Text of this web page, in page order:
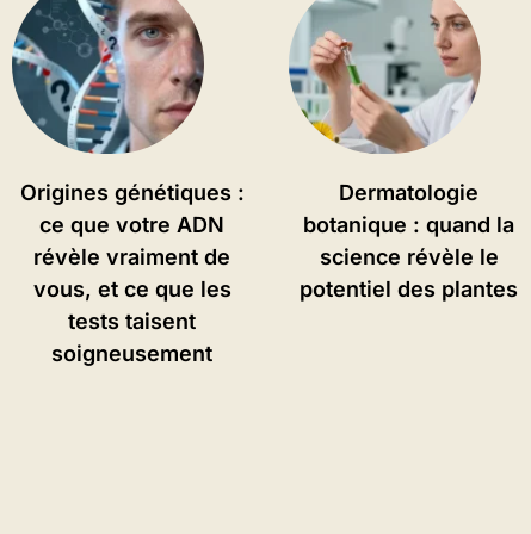
Origines génétiques :
ce que votre ADN
révèle vraiment de
vous, et ce que les
tests taisent
soigneusement
Dermatologie
botanique : quand la
science révèle le
potentiel des plantes